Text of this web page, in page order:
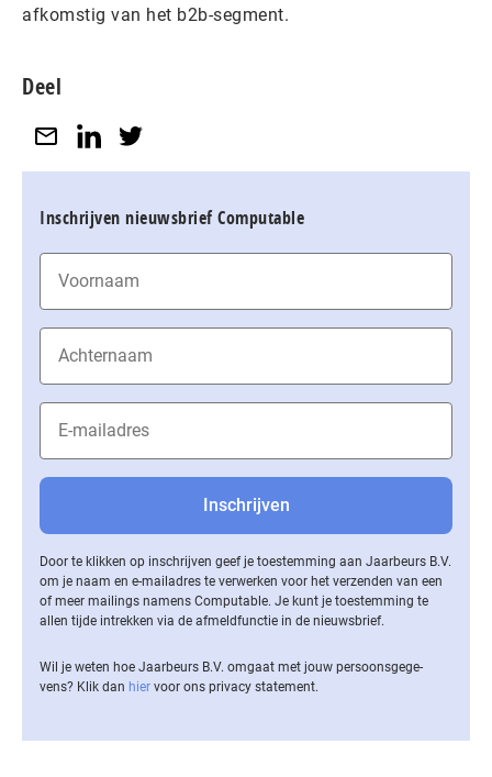
afkomstig van het b2b-segment.
Deel
Inschrijven nieuwsbrief Computable
Door te klikken op inschrijven geef je toestemming aan Jaarbeurs B.V.
om je naam en e-mailadres te verwerken voor het verzenden van een
of meer mailings namens Computable. Je kunt je toestemming te
allen tijde intrekken via de af­meld­func­tie in de nieuwsbrief.
Wil je weten hoe Jaarbeurs B.V. omgaat met jouw per­soons­ge­ge­
vens? Klik dan hier voor ons privacy statement.